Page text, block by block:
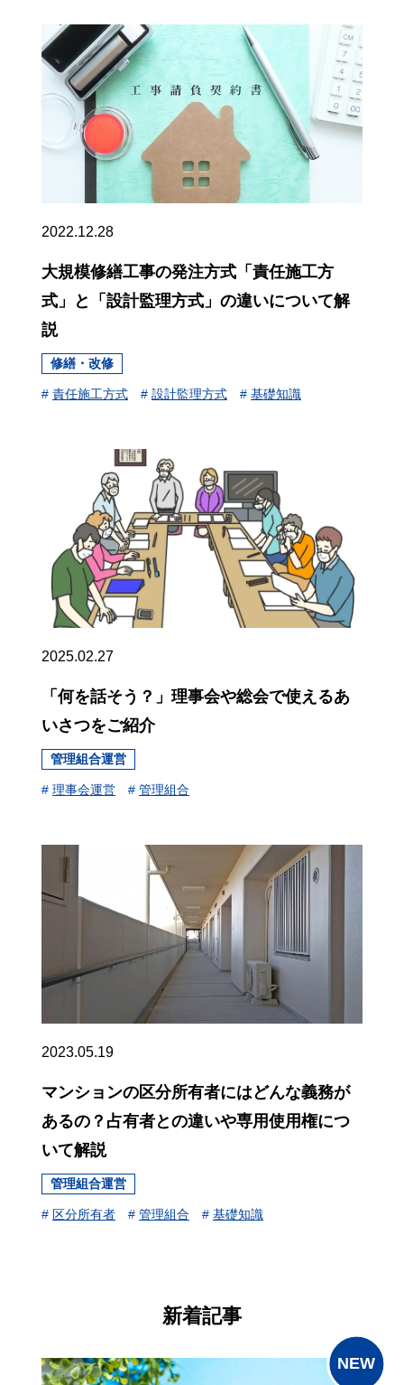
2022.12.28
大規模修繕工事の発注方式「責任施工方
式」と「設計監理方式」の違いについて解
説
修繕・改修
# 責任施工方式 # 設計監理方式 # 基礎知識
2025.02.27
「何を話そう？」理事会や総会で使えるあ
いさつをご紹介
管理組合運営
# 理事会運営 # 管理組合
2023.05.19
マンションの区分所有者にはどんな義務が
あるの？占有者との違いや専用使用権につ
いて解説
管理組合運営
# 区分所有者 # 管理組合 # 基礎知識
新着記事